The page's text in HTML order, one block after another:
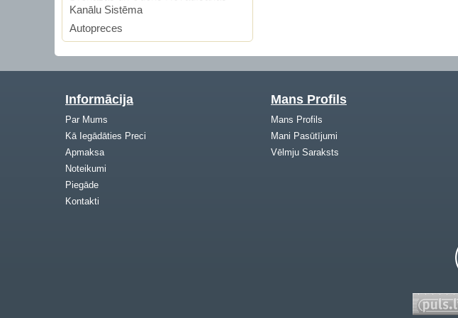
Kanālu Sistēma
Autopreces
Informācija
Par Mums
Kā Iegādāties Preci
Apmaksa
Noteikumi
Piegāde
Kontakti
Mans Profils
Mans Profils
Mani Pasūtījumi
Vēlmju Saraksts